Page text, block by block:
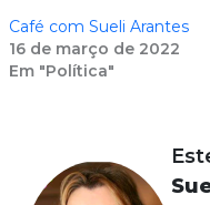
Café com Sueli Arantes
16 de março de 2022
Em "Política"